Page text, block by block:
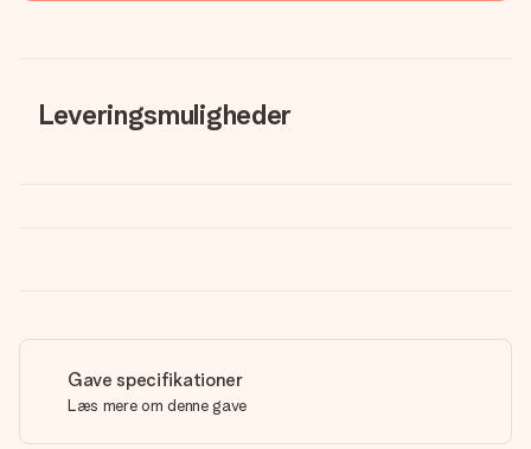
Leveringsmuligheder
Gave specifikationer
Læs mere om denne gave